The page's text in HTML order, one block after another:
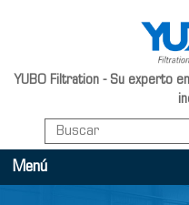
YUBO Filtration - Su experto
Menú